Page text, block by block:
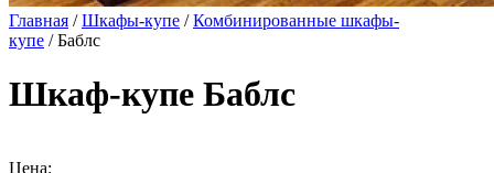
Главная /Шкафы-купе /Комбинированные шкафы-
купе / Баблс
Шкаф-купе Баблс
Цена: